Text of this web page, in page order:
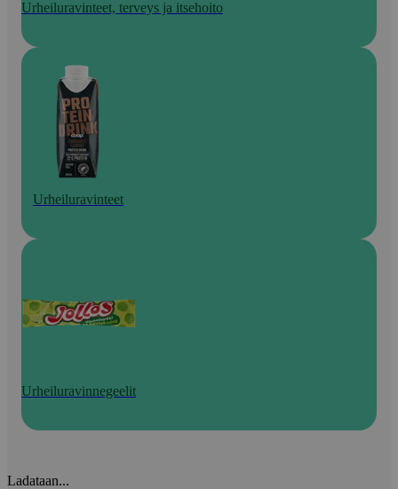
Urheiluravinteet, terveys ja itsehoito
Urheiluravinteet
Urheiluravinnegeelit
Ladataan...